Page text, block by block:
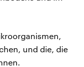
und die, die